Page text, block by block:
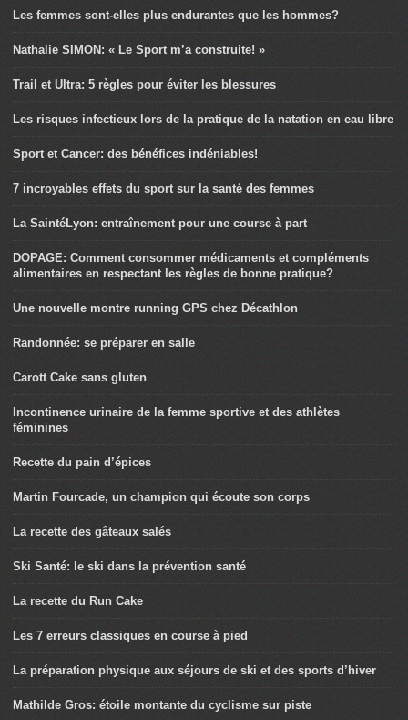
Les femmes sont-elles plus endurantes que les hommes?
Nathalie SIMON: « Le Sport m’a construite! »
Trail et Ultra: 5 règles pour éviter les blessures
Les risques infectieux lors de la pratique de la natation en eau libre
Sport et Cancer: des bénéfices indéniables!
7 incroyables effets du sport sur la santé des femmes
La SaintéLyon: entraînement pour une course à part
DOPAGE: Comment consommer médicaments et compléments
alimentaires en respectant les règles de bonne pratique?
Une nouvelle montre running GPS chez Décathlon
Randonnée: se préparer en salle
Carott Cake sans gluten
Incontinence urinaire de la femme sportive et des athlètes
féminines
Recette du pain d’épices
Martin Fourcade, un champion qui écoute son corps
La recette des gâteaux salés
Ski Santé: le ski dans la prévention santé
La recette du Run Cake
Les 7 erreurs classiques en course à pied
La préparation physique aux séjours de ski et des sports d’hiver
Mathilde Gros: étoile montante du cyclisme sur piste